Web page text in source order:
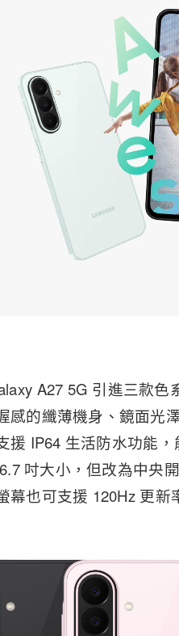
A27 5G 引進三款
感的纖薄機身、鏡面光
援 IP64 生活防水功能
吋大小，但改為中央
幕也可支援 120Hz 更新